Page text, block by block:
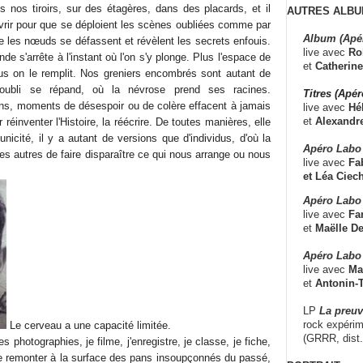
nos tiroirs, sur des étagères, dans des placards, et il
pour que se déploient les scènes oubliées comme par
les nœuds se défassent et révèlent les secrets enfouis.
s'arrête à l'instant où l'on s'y plonge. Plus l'espace de
on le remplit. Nos greniers encombrés sont autant de
se répand, où la névrose prend ses racines.
moments de désespoir ou de colère effacent à jamais
réinventer l'Histoire, la réécrire. De toutes manières, elle
il y a autant de versions que d'individus, d'où la
autres de faire disparaître ce qui nous arrange ou nous
Le cerveau a une capacité limitée.
photographies, je filme, j'enregistre, je classe, je fiche,
remonter à la surface des pans insoupçonnés du passé,
AUTRES
Album
live avec
et
Titres
live avec
et
Apéro Labo
live avec
et Léa
Apéro
live avec
et Maëlle
Apéro Labo
live avec
et Antonin-
LP La
rock
(GRRR,